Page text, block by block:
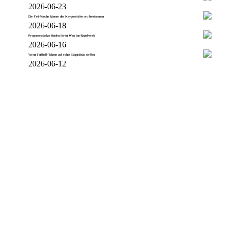
2026-06-23
Die Fed-Woche könnte das Kryptorisiko neu bestimmen
2026-06-18
Prognosemärkte finden ihren Weg ins Regelwerk
2026-06-16
Wenn Fußball-Tokens auf echte Liquidität treffen
2026-06-12